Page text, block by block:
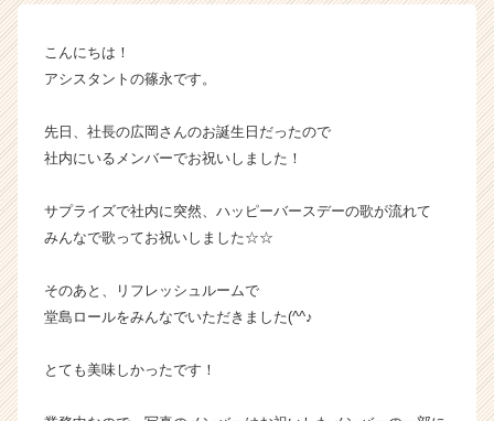
長
業
か
ス
カ
が
届
就
サ
こんにちは！
アシスタントの篠永です。
先日、社長の広岡さんのお誕生日だったので
社内にいるメンバーでお祝いしました！
サプライズで社内に突然、ハッピーバースデーの歌が流れて
みんなで歌ってお祝いしました☆☆
そのあと、リフレッシュルームで
堂島ロールをみんなでいただきました(^^♪
とても美味しかったです！